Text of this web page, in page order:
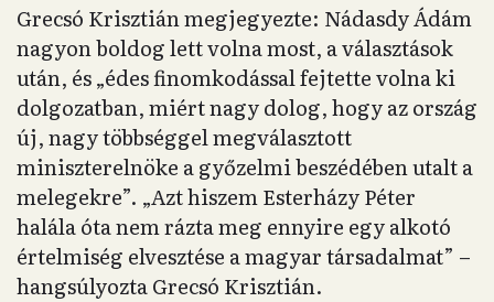
Grecsó Krisztián megjegyezte: Nádasdy Ádám
nagyon boldog lett volna most, a választások
után, és „édes finomkodással fejtette volna ki
dolgozatban, miért nagy dolog, hogy az ország
új, nagy többséggel megválasztott
miniszterelnöke a győzelmi beszédében utalt a
melegekre”. „Azt hiszem Esterházy Péter
halála óta nem rázta meg ennyire egy alkotó
értelmiség elvesztése a magyar társadalmat” –
hangsúlyozta Grecsó Krisztián.